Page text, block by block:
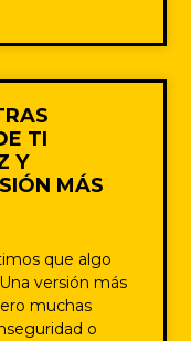
TI
Y
MÁS
que algo
versión más
muchas
o